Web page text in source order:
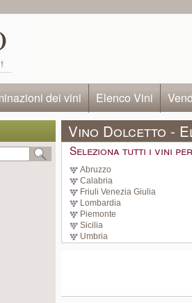
dei vini Elenco Vini
Vino Dolcetto -
Seleziona tutti i vini
Abruzzo
Calabria
Friuli Venezia Giulia
Lombardia
Piemonte
Sicilia
Umbria